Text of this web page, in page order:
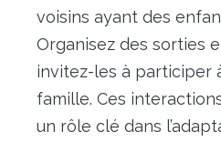
voisins ayant des
Organisez des sorties
invitez-les à participer
famille. Ces
un rôle clé dans